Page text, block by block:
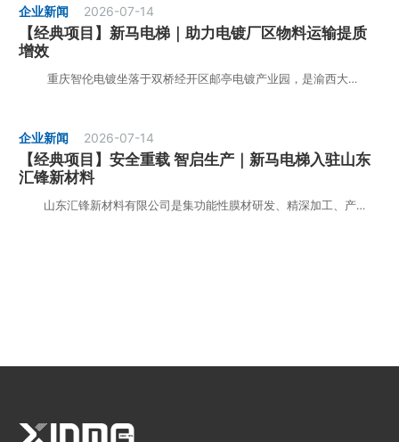
企业新闻 2026-07-14
【经典项目】新马电梯｜助力电镀厂区物料运输提质
增效
重庆智伦电镀坐落于双桥经开区邮亭电镀产业园，是渝西大…
企业新闻 2026-07-14
【经典项目】安全重载 智启生产｜新马电梯入驻山东
汇锋新材料
山东汇锋新材料有限公司是集功能性膜材研发、精深加工、产…